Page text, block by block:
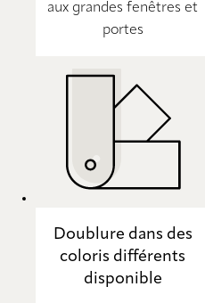
aux grandes fenêtres et
portes
Doublure dans des
coloris différents
disponible